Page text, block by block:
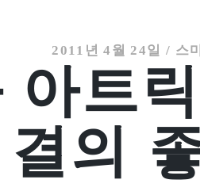
2011년 4월 24일 / 스
아트
결의